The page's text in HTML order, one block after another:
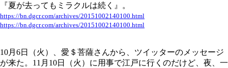
『夏が去ってもミラクルは続く』。
https://bn.dgcr.com/archives/20151002140100.html
https://bn.dgcr.com/archives/20151002140100.html
10月6日（火）、愛＄菩薩さんから、ツイッターのメッセージ
が来た。11月10日（火）に用事で江戸に行くのだけど、夜、一